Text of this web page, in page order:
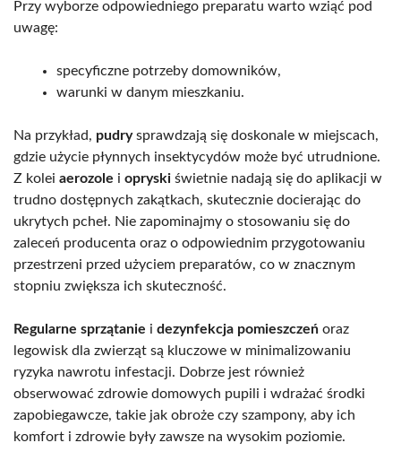
Przy wyborze odpowiedniego preparatu warto wziąć pod
uwagę:
specyficzne potrzeby domowników,
warunki w danym mieszkaniu.
Na przykład, pudrysprawdzają się doskonale w miejscach,
gdzie użycie płynnych insektycydów może być utrudnione.
Z kolei aerozole i opryski świetnie nadają się do aplikacji w
trudno dostępnych zakątkach, skutecznie docierając do
ukrytych pcheł. Nie zapominajmy o stosowaniu się do
zaleceń producenta oraz o odpowiednim przygotowaniu
przestrzeni przed użyciem preparatów, co w znacznym
stopniu zwiększa ich skuteczność.
Regularne sprzątanie i dezynfekcja pomieszczeń oraz
legowisk dla zwierząt są kluczowe w minimalizowaniu
ryzyka nawrotu infestacji. Dobrze jest również
obserwować zdrowie domowych pupili i wdrażać środki
zapobiegawcze, takie jak obroże czy szampony, aby ich
komfort i zdrowie były zawsze na wysokim poziomie.